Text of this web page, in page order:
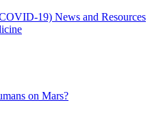
19) News and Resources
on Mars?